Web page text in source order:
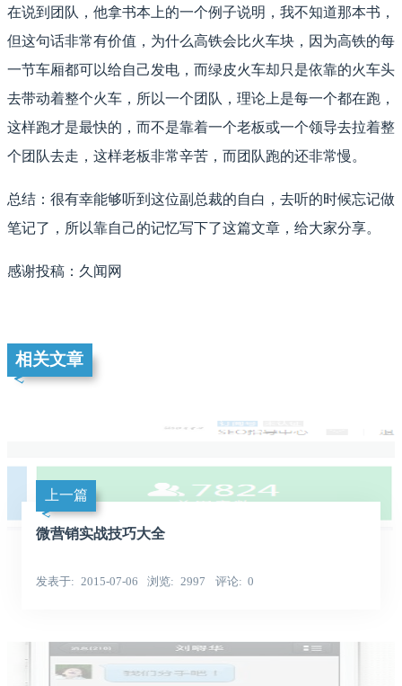
在说到团队，他拿书本上的一个例子说明，我不知道那本书，
但这句话非常有价值，为什么高铁会比火车块，因为高铁的每
一节车厢都可以给自己发电，而绿皮火车却只是依靠的火车头
去带动着整个火车，所以一个团队，理论上是每一个都在跑，
这样跑才是最快的，而不是靠着一个老板或一个领导去拉着整
个团队去走，这样老板非常辛苦，而团队跑的还非常慢。
总结：很有幸能够听到这位副总裁的自白，去听的时候忘记做
笔记了，所以靠自己的记忆写下了这篇文章，给大家分享。
感谢投稿：久闻网
相关文章
上一篇
微营销实战技巧大全
发表于 2015-07-06 浏览 2997 评论 0